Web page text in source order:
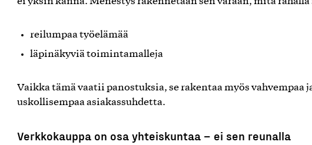
reilumpaa työelämää
läpinäkyviä toimintamalleja
Vaikka tämä vaatii panostuksia, se rakentaa myös vahvempaa
uskollisempaa asiakassuhdetta.
Verkkokauppa on osa yhteiskuntaa – ei sen reunalla